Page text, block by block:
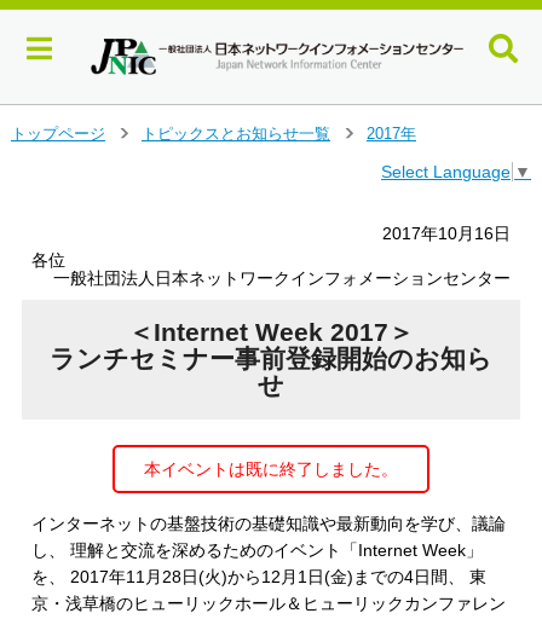
トップページ
トピックスとお知らせ一覧
2017年
Select Language ▼
2017年10月16日
各位
一般社団法人日本ネットワークインフォメーションセンター
＜Internet Week 2017＞
ランチセミナー事前登録開始のお知ら
せ
本イベントは既に終了しました。
インターネットの基盤技術の基礎知識や最新動向を学び、議論
し、 理解と交流を深めるためのイベント「Internet Week」
を、 2017年11月28日(火)から12月1日(金)までの4日間、 東
京・浅草橋のヒューリックホール＆ヒューリックカンファレン